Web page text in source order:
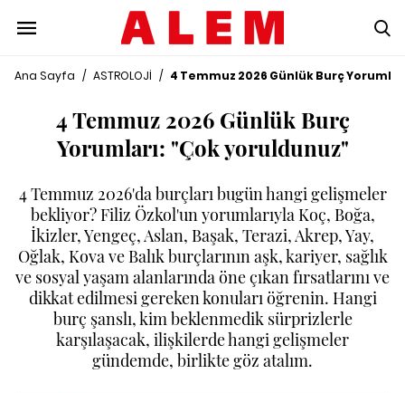
Ana Sayfa / ASTROLOJİ / 4 Temmuz 2026 Günlük Burç
4 Temmuz 2026 Günlük Burç
Yorumları: "Çok yoruldunuz"
4 Temmuz 2026'da burçları bugün hangi gelişmeler
bekliyor? Filiz Özkol'un yorumlarıyla Koç, Boğa,
İkizler, Yengeç, Aslan, Başak, Terazi, Akrep, Yay,
Oğlak, Kova ve Balık burçlarının aşk, kariyer, sağlık
ve sosyal yaşam alanlarında öne çıkan fırsatlarını ve
dikkat edilmesi gereken konuları öğrenin. Hangi
burç şanslı, kim beklenmedik sürprizlerle
karşılaşacak, ilişkilerde hangi gelişmeler
gündemde, birlikte göz atalım.